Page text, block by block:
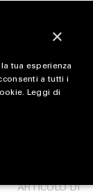
ARTICOLO DI
×
tua esperienza
a tutti i
Leggi di